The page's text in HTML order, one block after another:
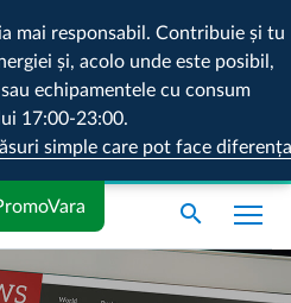
mai responsabil. Contribuie și tu
și, acolo unde este posibil,
echipamentele cu consum
17:00-23:00.
simple care pot face diferența
search